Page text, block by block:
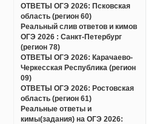
ОТВЕТЫ ОГЭ 2026: Псковская
область (регион 60)
Реальный слив ответов и кимов
ОГЭ 2026 : Санкт-Петербург
(регион 78)
ОТВЕТЫ ОГЭ 2026: Карачаево-
Черкесская Республика (регион
09)
ОТВЕТЫ ОГЭ 2026: Ростовская
область (регион 61)
Реальные ответы и
кимы(задания) на ОГЭ 2026: